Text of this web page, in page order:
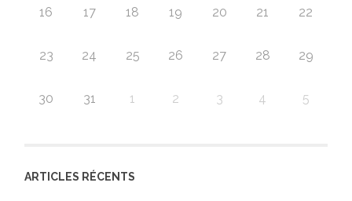
16 17 18 19 20 21 22
23 24 25 26 27 28 29
30 31 1 2 3 4 5
ARTICLES RÉCENTS